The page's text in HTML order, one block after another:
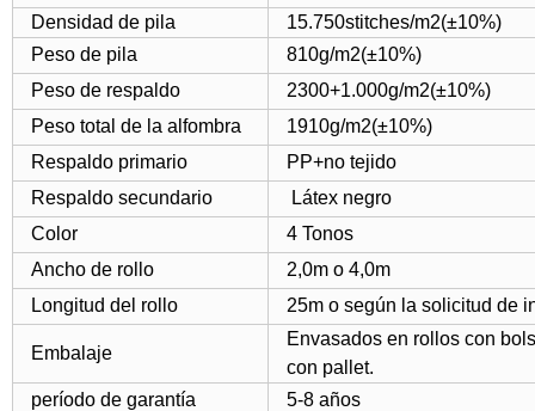
Densidad de pila
15.750stitches/m2(±10%)
Peso de pila
810g/m2(±10%)
Peso de respaldo
2300+1.000g/m2(±10%)
Peso total de la alfombra
1910g/m2(±10%)
Respaldo primario
PP+no tejido
Respaldo secundario
Látex negro
Color
4 Tonos
Ancho de rollo
2,0m o 4,0m
Longitud del rollo
25m o según la solicitud de
Embalaje
Envasados en rollos con
con pallet.
período de garantía
5-8 años